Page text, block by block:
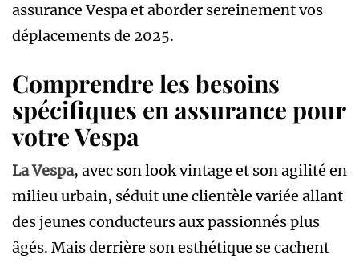
assurance Vespa et aborder sereinement vos
déplacements de 2025.
Comprendre les besoins
spécifiques en assurance pour
votre Vespa
La Vespa, avec son look vintage et son agilité en
milieu urbain, séduit une clientèle variée allant
des jeunes conducteurs aux passionnés plus
âgés. Mais derrière son esthétique se cachent